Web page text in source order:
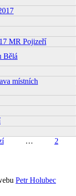
MR Pojizeří
Bělá
místních
… 2
Petr Holubec